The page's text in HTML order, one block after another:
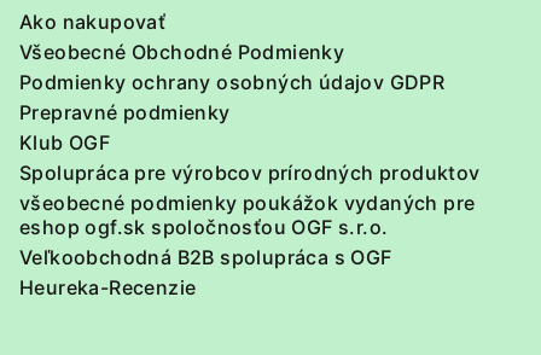
Ako nakupovať
Všeobecné Obchodné Podmienky
Podmienky ochrany osobných údajov GDPR
Prepravné podmienky
Klub OGF
Spolupráca pre výrobcov prírodných produktov
všeobecné podmienky poukážok vydaných pre
eshop ogf.sk spoločnosťou OGF s.r.o.
Veľkoobchodná B2B spolupráca s OGF
Heureka-Recenzie